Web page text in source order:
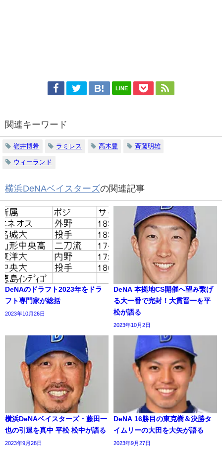
LINE
関連キーワード
嶺井博希 ラミレス 高木豊 斉藤明雄
ウィーランド
横浜DeNAベイスターズの関連記事
DeNAのドラフト2023年をドラ
フト専門家が総括
2023年10月26日
DeNA 本拠地CS開催へ望み繋げ
る大一番で完封！大貫晋一を平
松が語る
2023年10月2日
横浜DeNAベイスターズ・藤田一
也の引退を真中 平松 松中が語る
2023年9月28日
DeNA 16勝目の東克樹＆決勝タ
イムリーの大田を大矢が語る
2023年9月27日